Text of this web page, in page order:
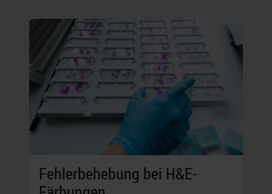
Fehlerbehebung bei H&E-